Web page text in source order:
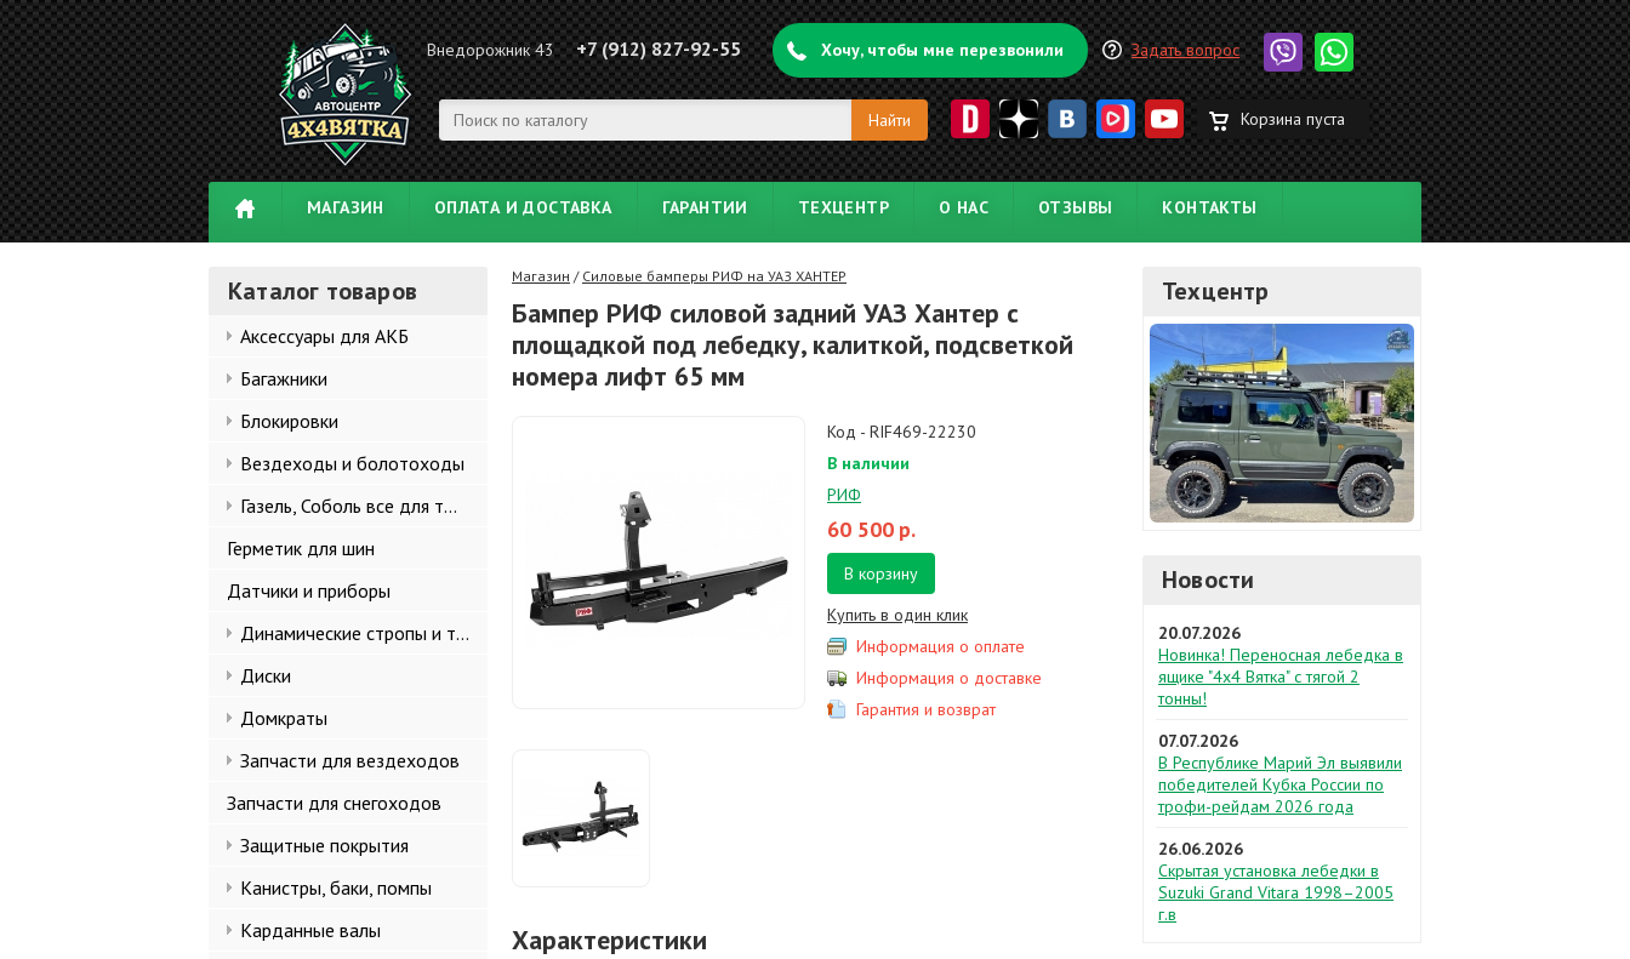
Внедорожник 43 +7 (912) 827-92-55 Хочу, чтобы мне перезвонили Задать вопрос
Корзина пуста
МАГАЗИН ОПЛАТА И ДОСТАВКА ГАРАНТИИ ТЕХЦЕНТР О НАС ОТЗЫВЫ КОНТАКТЫ
Каталог товаров
Аксессуары для АКБ
Багажники
Блокировки
Вездеходы и болотоходы
Газель, Соболь все для тюнинга
Герметик для шин
Датчики и приборы
Динамические стропы и такелаж
Диски
Домкраты
Запчасти для вездеходов
Запчасти для снегоходов
Защитные покрытия
Канистры, баки, помпы
Карданные валы
Магазин / Силовые бамперы РИФ на УАЗ ХАНТЕР
Бампер РИФ силовой задний УАЗ Хантер с
площадкой под лебедку, калиткой, подсветкой
номера лифт 65 мм
Код - RIF469-22230
В наличии
РИФ
60 500 р.
В корзину
Купить в один клик
Информация о оплате
Информация о доставке
Гарантия и возврат
Характеристики
Техцентр
Новости
20.07.2026
Новинка! Переносная лебедка в
ящике "4х4 Вятка" с тягой 2
тонны!
07.07.2026
В Республике Марий Эл выявили
победителей Кубка России по
трофи-рейдам 2026 года
26.06.2026
Скрытая установка лебедки в
Suzuki Grand Vitara 1998–2005
г.в